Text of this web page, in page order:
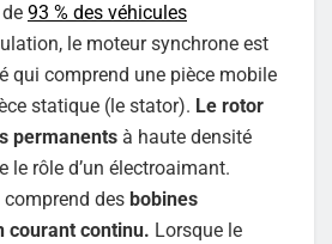
93 % des véhicules
le moteur synchrone est
qui comprend une pièce mobile
statique (le stator). Le rotor
permanents à haute densité
le rôle d’un électroaimant.
comprend des bobines
courant continu. Lorsque le